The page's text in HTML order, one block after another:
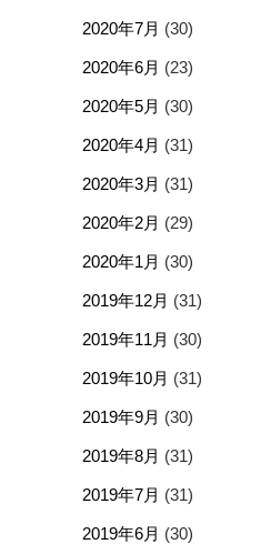
2020年7月 (30)
2020年6月 (23)
2020年5月 (30)
2020年4月 (31)
2020年3月 (31)
2020年2月 (29)
2020年1月 (30)
2019年12月 (31)
2019年11月 (30)
2019年10月 (31)
2019年9月 (30)
2019年8月 (31)
2019年7月 (31)
2019年6月 (30)